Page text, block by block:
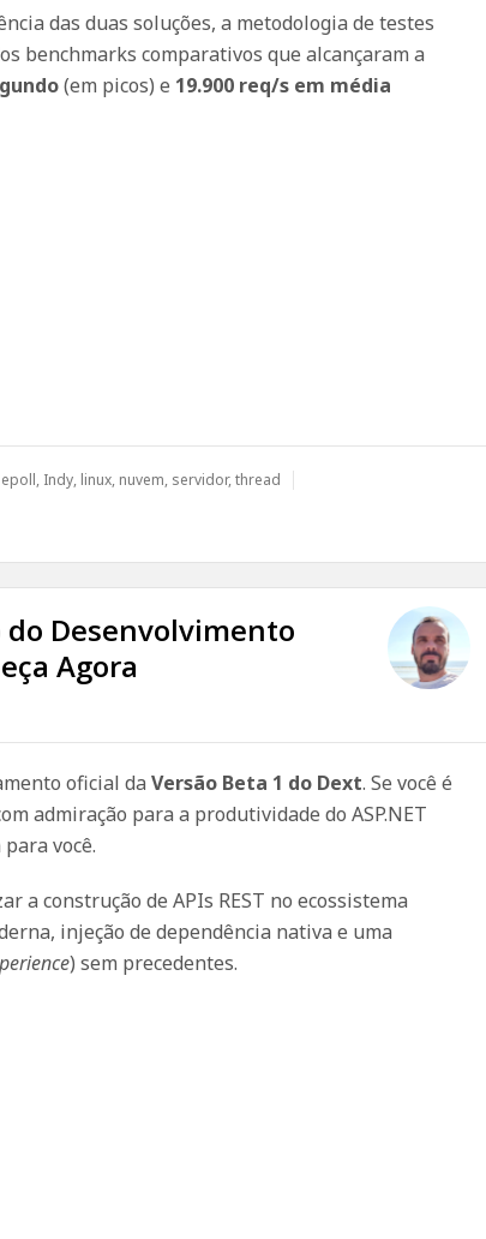
das duas soluções, a metodologia de testes
benchmarks comparativos que alcançaram a
(em picos) e 19.900 req/s em média
epoll, Indy, linux, nuvem, servidor,thread
do Desenvolvimento
Agora
oficial da Versão Beta 1 do Dext. Se você é
admiração para a produtividade do ASP.NET
você.
a construção de APIs REST no ecossistema
injeção de dependência nativa e uma
) sem precedentes.